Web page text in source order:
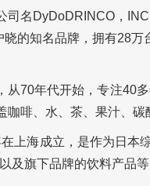
名DyDoDRINCO，
的知名品牌，拥有28
70年代开始，专注40
咖啡、水、茶、果汁、
上海成立，是作为日
及旗下品牌的饮料产品等